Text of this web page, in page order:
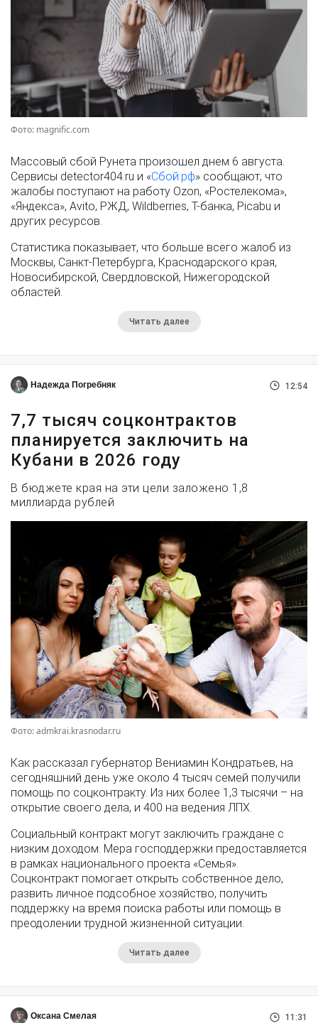
Фото: magnific.com
Массовый сбой Рунета произошел днем 6 августа.
Сервисы detector404.ru и «Сбой.рф» сообщают, что
жалобы поступают на работу Ozon, «Ростелекома»,
«Яндекса», Avito, РЖД, Wildberries, Т-банка, Picabu и
других ресурсов.
Статистика показывает, что больше всего жалоб из
Москвы, Санкт-Петербурга, Краснодарского края,
Новосибирской, Свердловской, Нижегородской
областей.
Читать далее
Надежда Погребняк 12:54
7,7 тысяч соцконтрактов
планируется заключить на
Кубани в 2026 году
В бюджете края на эти цели заложено 1,8
миллиарда рублей
Фото: admkrai.krasnodar.ru
Как рассказал губернатор Вениамин Кондратьев, на
сегодняшний день уже около 4 тысяч семей получили
помощь по соцконтракту. Из них более 1,3 тысячи – на
открытие своего дела, и 400 на ведения ЛПХ.
Социальный контракт могут заключить граждане с
низким доходом. Мера господдержки предоставляется
в рамках национального проекта «Семья».
Соцконтракт помогает открыть собственное дело,
развить личное подсобное хозяйство, получить
поддержку на время поиска работы или помощь в
преодолении трудной жизненной ситуации.
Читать далее
Оксана Смелая 11:31